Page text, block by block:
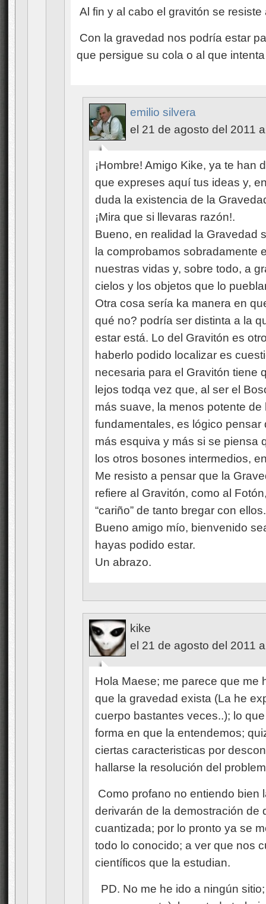
Al fin y al cabo el gravitón se
Con la gravedad nos podría estar
que persigue su cola o al que
emilio silvera
el 21 de agosto del 2011
¡Hombre! Amigo Kike, ya te han
que expreses aquí tus ideas y,
duda la existencia de la
¡Mira que si llevaras razón!.
Bueno, en realidad la Gravedad
la comprobamos sobradamente
nuestras vidas y, sobre todo, a
cielos y los objetos que lo
Otra cosa sería ka manera en
qué no? podría ser distinta a la
estar está. Lo del Gravitón es
haberlo podido localizar es
necesaria para el Gravitón tiene
lejos todqa vez que, al ser el
más suave, la menos potente de
fundamentales, es lógico pensar
más esquiva y más si se piensa
los otros bosones intermedios,
Me resisto a pensar que la
refiere al Gravitón, como al
“cariño” de tanto bregar con
Bueno amigo mío, bienvenido
hayas podido estar.
Un abrazo.
kike
el 21 de agosto del 2011
Hola Maese; me parece que me
que la gravedad exista (La he
cuerpo bastantes veces..); lo
forma en que la entendemos;
ciertas caracteristicas por
hallarse la resolución del
Como profano no entiendo bien
derivarán de la demostración de
cuantizada; por lo pronto ya se
todo lo conocido; a ver que nos
científicos que la estudian.
PD. No me he ido a ningún